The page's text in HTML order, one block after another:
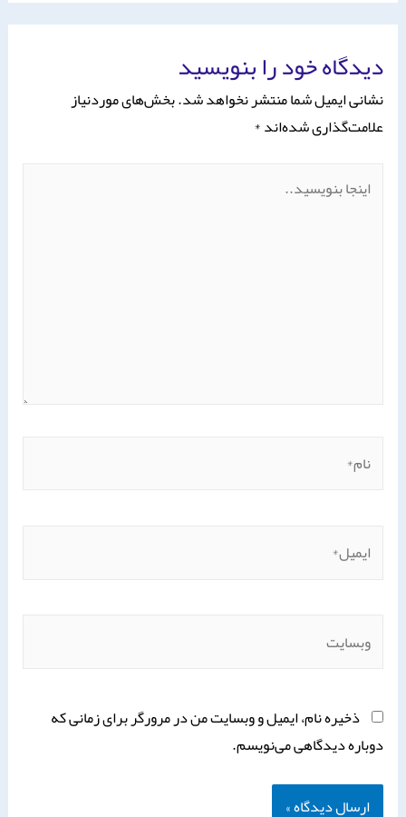
دیدگاه‌ خود را بنویسید
نشانی ایمیل شما منتشر نخواهد شد.بخش‌های موردنیاز
علامت‌گذاری شده‌اند*
ذخیره نام، ایمیل و وبسایت من در مرورگر برای زمانی که
دوباره دیدگاهی می‌نویسم.